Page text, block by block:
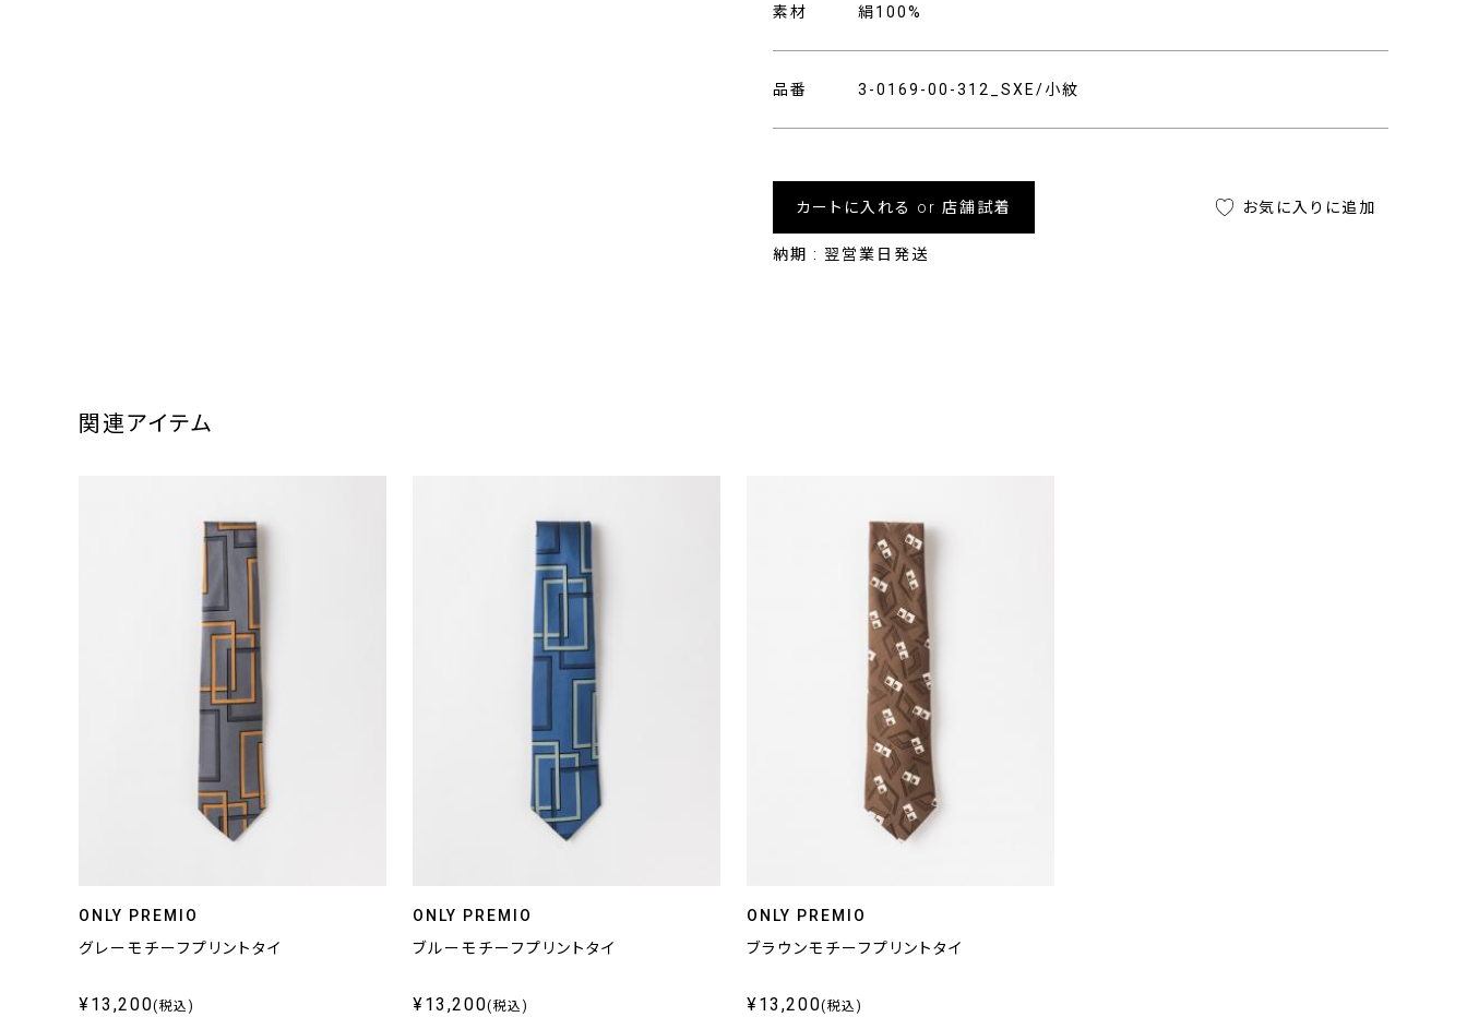
素材 絹100%
品番 3-0169-00-312_SXE/小紋
カートに入れる or 店舗試着
納期 : 翌営業日発送
お気に入りに追加
関連アイテム
ONLY PREMIO
グレーモチーフプリントタイ
¥13,200(税込)
ONLY PREMIO
ブルーモチーフプリントタイ
¥13,200(税込)
ONLY PREMIO
ブラウンモチーフプリントタイ
¥13,200(税込)